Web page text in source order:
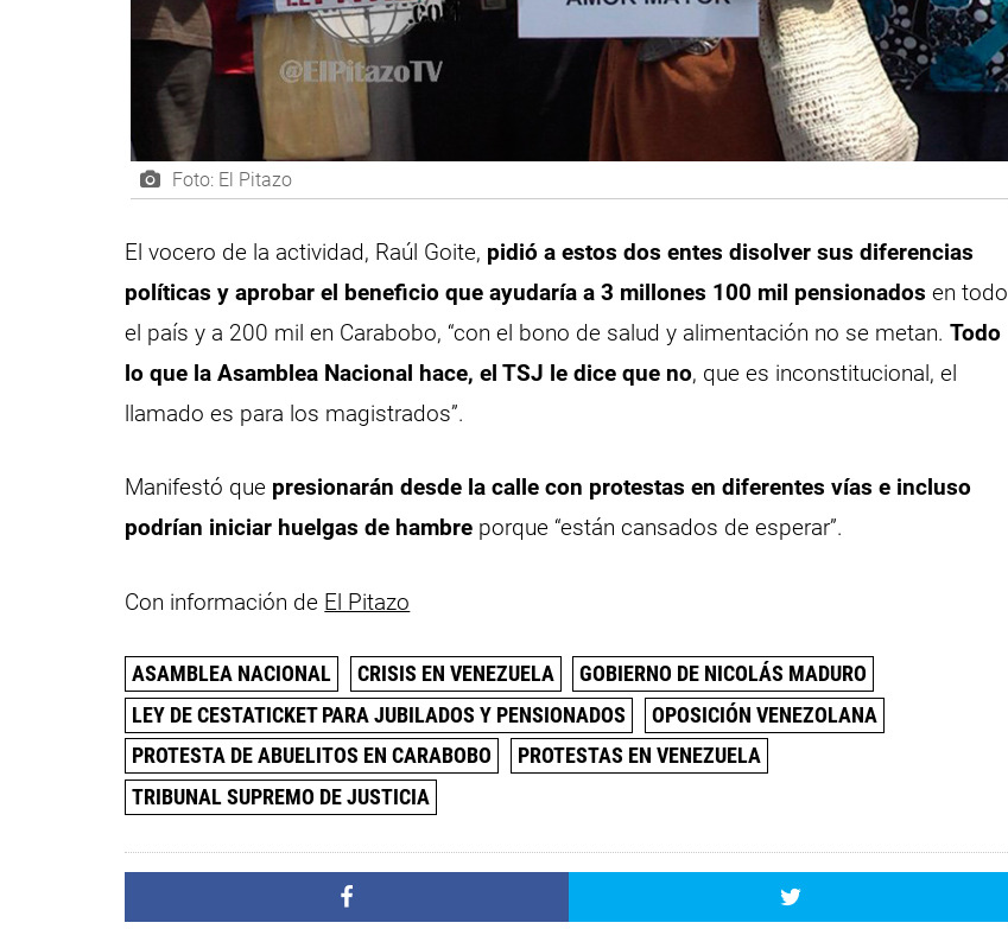
Foto: El Pitazo
El vocero de la actividad, Raúl Goite, pidió a estos dos entes disolver sus diferencias
políticas y aprobar el beneficio que ayudaría a 3 millones 100 mil pensionados en todo
el país y a 200 mil en Carabobo, “con el bono de salud y alimentación no se metan.Todo
lo que la Asamblea Nacional hace, el TSJ le dice que no, que es inconstitucional, el
llamado es para los magistrados”.
Manifestó que presionarán desde la calle con protestas en diferentes vías e incluso
podrían iniciar huelgas de hambre porque “están cansados de esperar”.
Con información de El Pitazo
ASAMBLEA NACIONAL CRISIS EN VENEZUELA
GOBIERNO DE NICOLÁS MADURO
LEY DE CESTATICKET PARA JUBILADOS Y PENSIONADOS
OPOSICIÓN VENEZOLANA
PROTESTA DE ABUELITOS EN CARABOBO
PROTESTAS EN VENEZUELA
TRIBUNAL SUPREMO DE JUSTICIA